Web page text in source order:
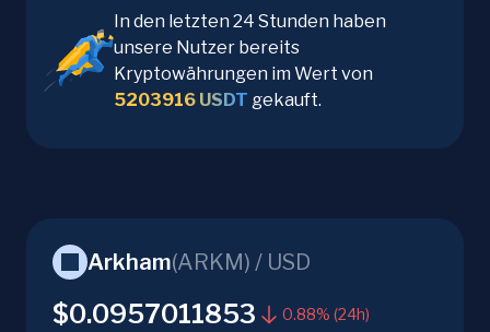
In den letzten 24 Stunden haben
unsere Nutzer bereits
Kryptowährungen im Wert von
5203916 USDT gekauft.
Arkham(ARKM) / USD
$0.0957011853 0.88% (24h)